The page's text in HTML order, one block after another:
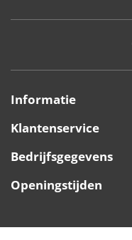
Informatie
Klantenservice
Bedrijfsgegevens
Openingstijden